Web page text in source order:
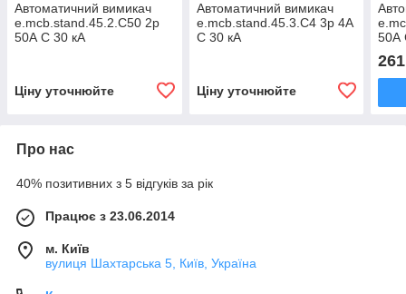
Автоматичний вимикач
e.mcb.stand.45.2.C50 2р
50А C 30 кА
Ціну уточнюйте
Автоматичний вимикач
e.mcb.stand.45.3.C4 3р 4А
C 30 кА
Ціну уточнюйте
50А
Про нас
40% позитивних з 5 відгуків за рік
Працює з 23.06.2014
м. Київ
вулиця Шахтарська 5, Київ, Україна